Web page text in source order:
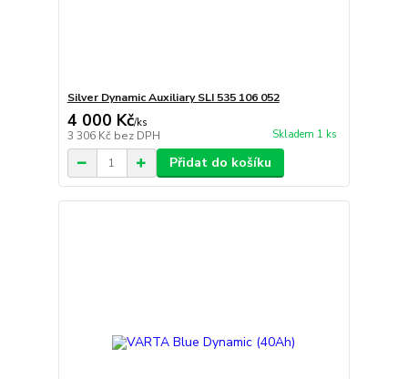
Silver Dynamic Auxiliary SLI 535 106 052
4 000 Kč/ks
3 306 Kč bez DPH Skladem 1 ks
Přidat do košíku